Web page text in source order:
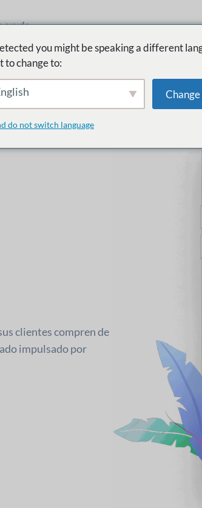
ayuda
clientes compren de
impulsado por
you might be speaking a different
to change to:
do not switch language